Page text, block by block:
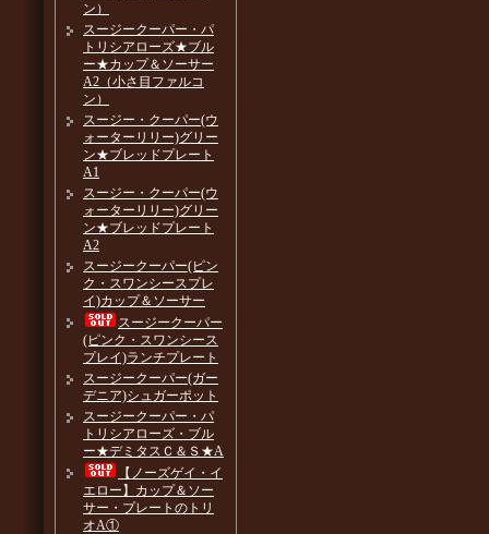
ン）
スージークーパー・パ
トリシアローズ★ブル
ー★カップ＆ソーサー
A2（小さ目ファルコ
ン）
スージー・クーパー(ウ
ォーターリリー)グリー
ン★ブレッドプレート
A1
スージー・クーパー(ウ
ォーターリリー)グリー
ン★ブレッドプレート
A2
スージークーパー(ピン
ク・スワンシースプレ
イ)カップ＆ソーサー
スージークーパー
(ピンク・スワンシース
プレイ)ランチプレート
スージークーパー(ガー
デニア)シュガーポット
スージークーパー・パ
トリシアローズ・ブル
ー★デミタスＣ＆Ｓ★A
【ノーズゲイ・イ
エロー】カップ＆ソー
サー・プレートのトリ
オA①